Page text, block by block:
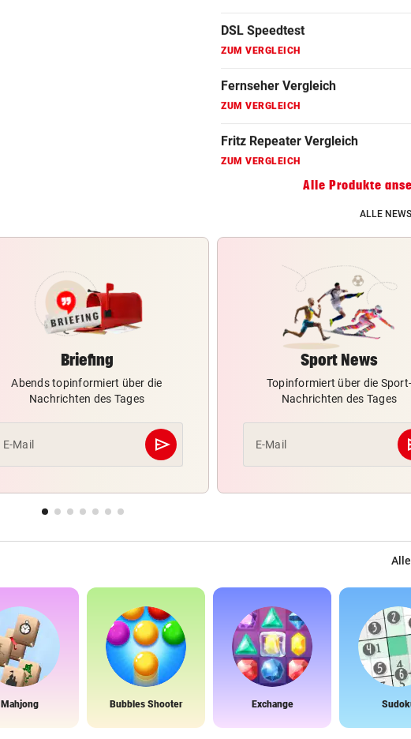
ZUM VERGLEICH
ZUM VERGLEICH
ZUM VERGLEICH
Alle Produkte
ALLE
Briefing
Abends topinformiert über die
Nachrichten des Tages
E-Mail send
Abschicken
Sport News
Topinformiert über die Sport-
Nachrichten des Tages
E-Mail
Mahjong Bubbles Shooter Exchange